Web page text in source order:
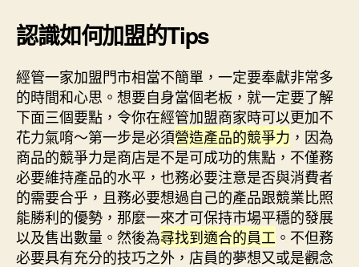
認識如何加盟的Tips
經管一家加盟門市相當不簡單，一定要奉獻非常多
的時間和心思。想要自身當個老板，就一定要了解
下面三個要點，令你在經管加盟商家時可以更加不
花力氣唷～第一步是必須營造產品的競爭力 ，因為
商品的競爭力是商店是不是可成功的焦點，不僅務
必要維持產品的水平，也務必要注意是否與消費者
的需要合乎，且務必要想過自己的產品跟競業比照
能勝利的優勢，那麼一來才可保持市場平穩的發展
以及售出數量。然後為尋找到適合的員工 。不但務
必要具有充分的技巧之外，店員的夢想又或是觀念